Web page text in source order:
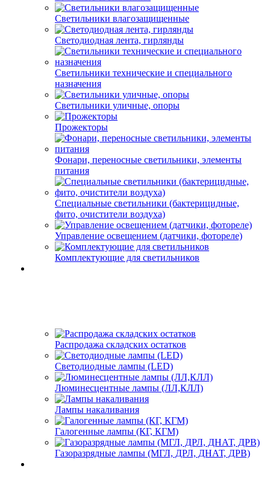
Светильники влагозащищенные
Светодиодная лента, гирлянды
Светильники технические и специального
назначения
Светильники уличные, опоры
Прожекторы
Фонари, переносные светильники, элементы
питания
Специальные светильники (бактерицидные,
фито, очистители воздуха)
Управление освещением (датчики, фотореле)
Комплектующие для светильников
Распродажа складских остатков
Светодиодные лампы (LED)
Люминесцентные лампы (ЛЛ,КЛЛ)
Лампы накаливания
Галогенные лампы (КГ, КГМ)
Газоразрядные лампы (МГЛ, ДРЛ, ДНАТ, ДРВ)